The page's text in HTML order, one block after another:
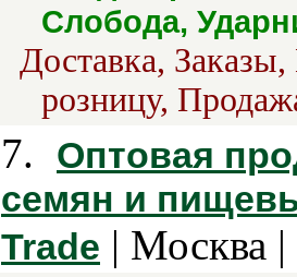
Слобода,
Доставка,
розницу,
7.
Оптовая
семян и
Trade | Москва |